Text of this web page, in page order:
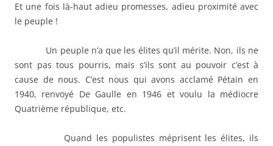
Et une fois là-haut adieu promesses, adieu proximité avec
le peuple !
Un peuple n’a que les élites qu’il mérite. Non, ils ne
sont pas tous pourris, mais s’ils sont au pouvoir c’est à
cause de nous. C’est nous qui avons acclamé Pétain en
1940, renvoyé De Gaulle en 1946 et voulu la médiocre
Quatrième république, etc.
Quand les populistes méprisent les élites, ils